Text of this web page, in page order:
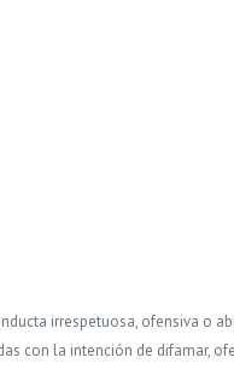
irrespetuosa, ofensiva o
con la intención de difamar,